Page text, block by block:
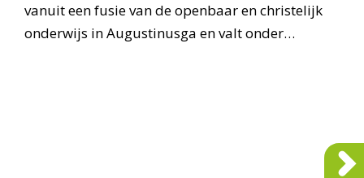
vanuit een fusie van de openbaar en christelijk
onderwijs in Augustinusga en valt onder…